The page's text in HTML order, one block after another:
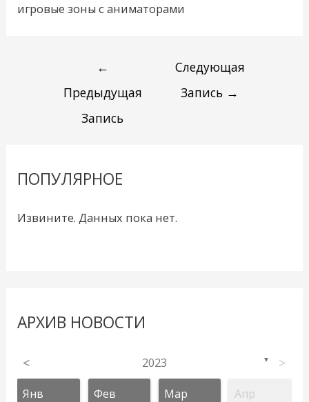
игровые зоны с аниматорами
←
Предыдущая
Запись
Следующая
Запись →
ПОПУЛЯРНОЕ
Извините. Данных пока нет.
АРХИВ НОВОСТИ
< 2023 ▼ >
Янв Фев Мар Апр